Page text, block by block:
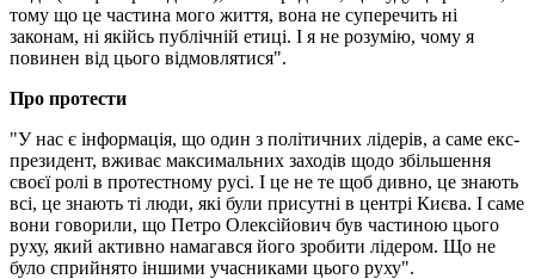
тому що це частина мого життя, вона не суперечить ні
законам, ні якійсь публічній етиці. І я не розумію, чому я
повинен від цього відмовлятися".
Про протести
"У нас є інформація, що один з політичних лідерів, а саме екс-
президент, вживає максимальних заходів щодо збільшення
своєї ролі в протестному русі. І це не те щоб дивно, це знають
всі, це знають ті люди, які були присутні в центрі Києва. І саме
вони говорили, що Петро Олексійович був частиною цього
руху, який активно намагався його зробити лідером. Що не
було сприйнято іншими учасниками цього руху".